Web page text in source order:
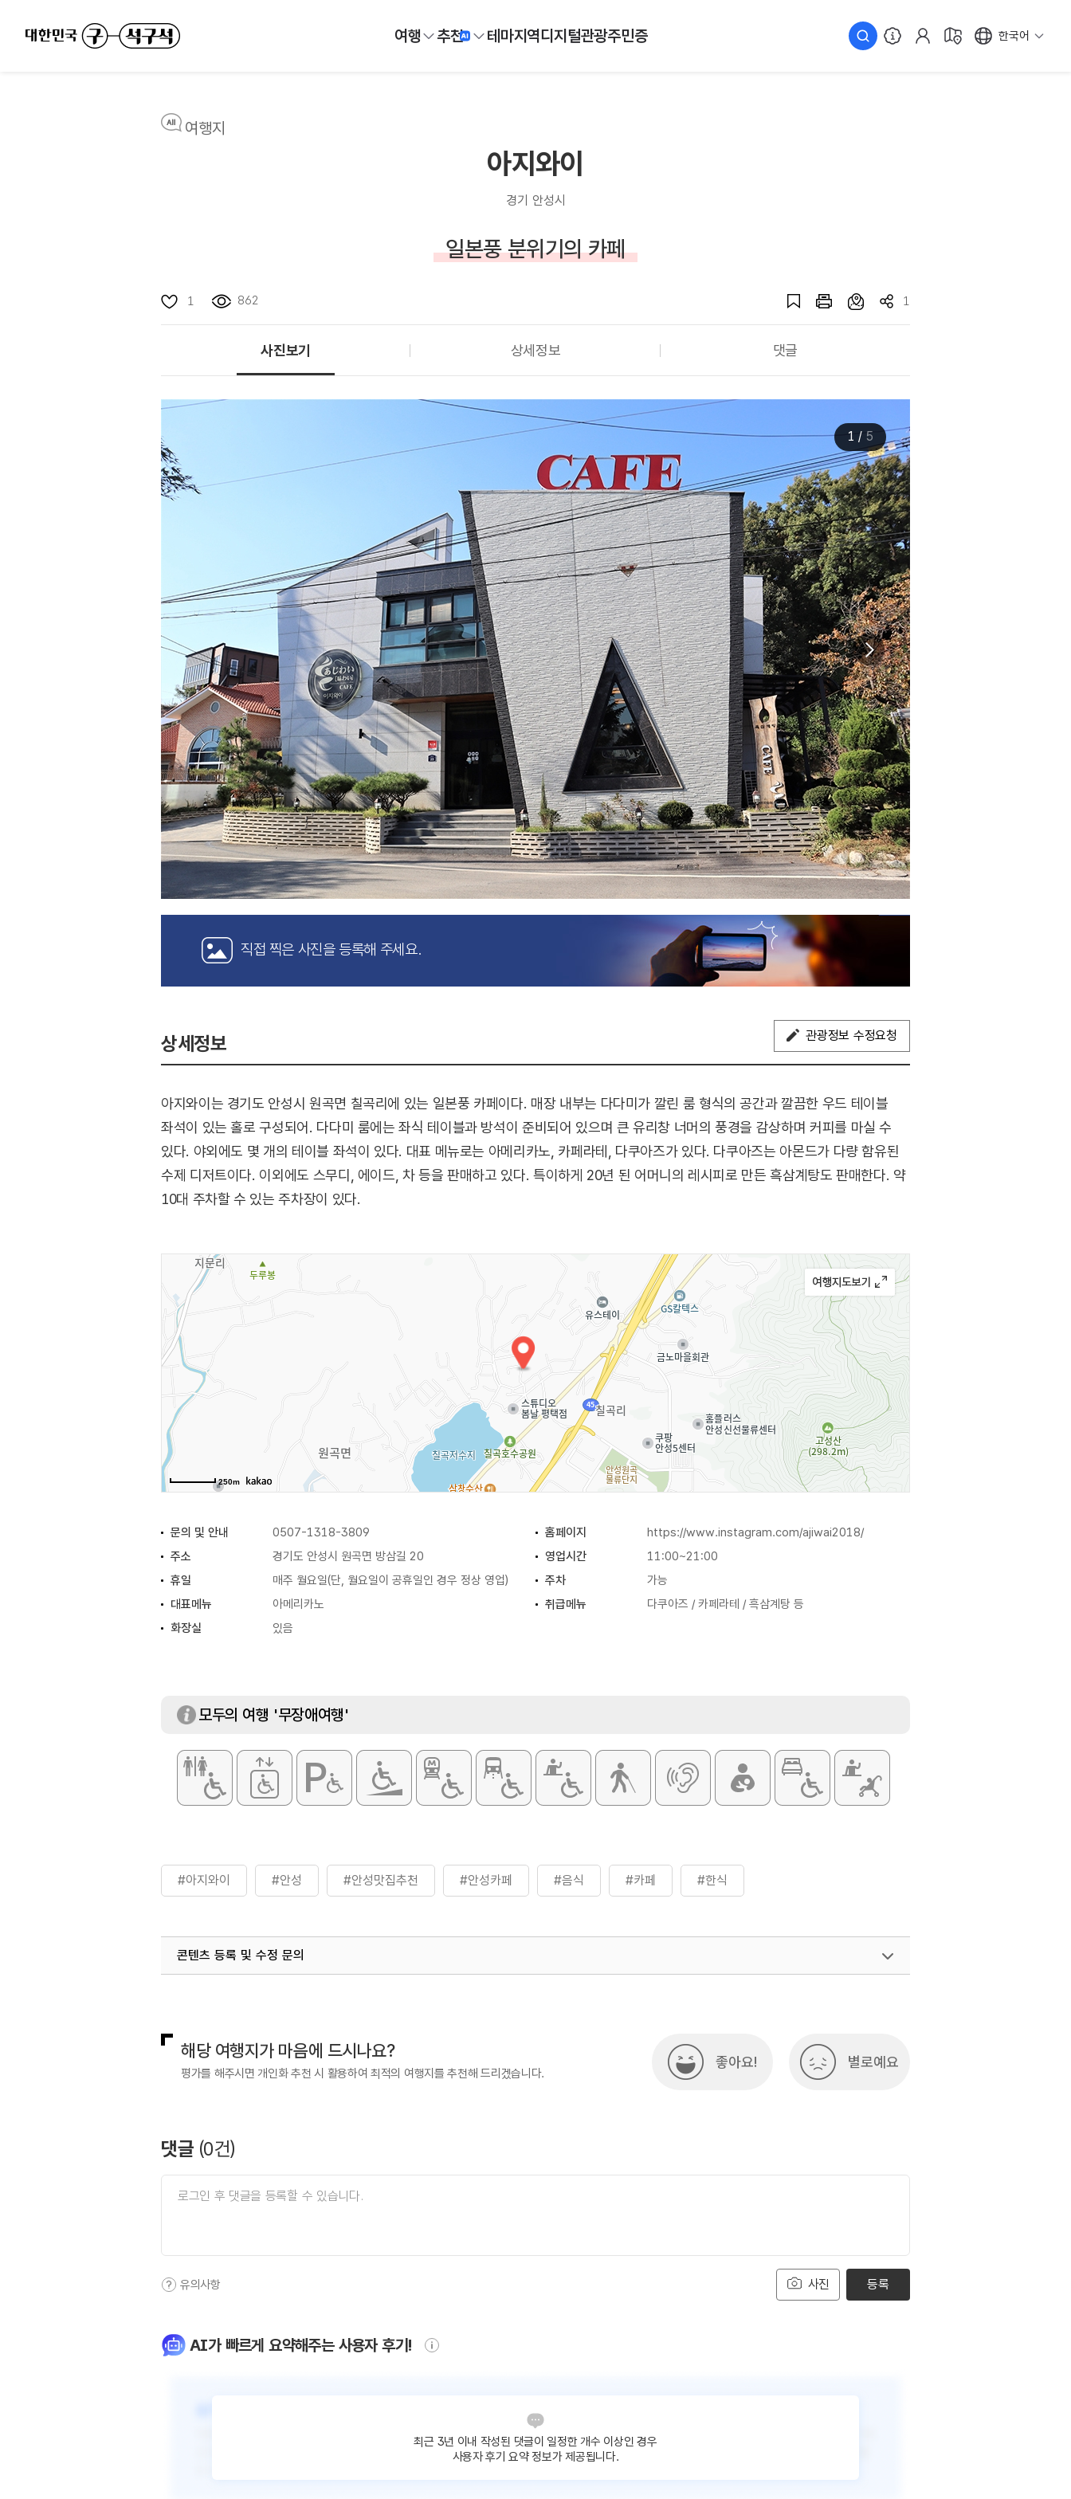
여행 추천 테마지역디지털관광주민증 한국어
여행지
아지와이
경기 안성시
일본풍 분위기의 카페
1 862 1
사진보기 상세정보 댓글
1 / 5
직접 찍은 사진을 등록해 주세요.
상세정보 관광정보 수정요청
아지와이는 경기도 안성시 원곡면 칠곡리에 있는 일본풍 카페이다. 매장 내부는 다다미가 깔린 룸 형식의 공간과 깔끔한 우드 테이블
좌석이 있는 홀로 구성되어. 다다미 룸에는 좌식 테이블과 방석이 준비되어 있으며 큰 유리창 너머의 풍경을 감상하며 커피를 마실 수
있다. 야외에도 몇 개의 테이블 좌석이 있다. 대표 메뉴로는 아메리카노, 카페라테, 다쿠아즈가 있다. 다쿠아즈는 아몬드가 다량 함유된
수제 디저트이다. 이외에도 스무디, 에이드, 차 등을 판매하고 있다. 특이하게 20년 된 어머니의 레시피로 만든 흑삼계탕도 판매한다. 약
10대 주차할 수 있는 주차장이 있다.
250m
문의 및 안내 0507-1318-3809 홈페이지
https://www.instagram.com/ajiwai2018/
주소
경기도 안성시 원곡면 방삼길 20 영업시간
11:00~21:00
휴일
매주 월요일(단, 월요일이 공휴일인 경우 정상 영업) 주차
가능
대표메뉴
아메리카노 취급메뉴
다쿠아즈 / 카페라테 / 흑삼계탕 등
화장실
있음
모두의 여행 '무장애여행'
#아지와이 #안성 #안성맛집추천 #안성카페 #음식 #카페 #한식
콘텐츠 등록 및 수정 문의
해당 여행지가 마음에 드시나요?
평가를 해주시면 개인화 추천 시 활용하여 최적의 여행지를 추천해 드리겠습니다.
좋아요! 별로예요
댓글 (0건)
사진
유의사항 등록
AI가 빠르게 요약해주는 사용자 후기!
최근 3년 이내 작성된 댓글이 일정한 개수 이상인 경우
사용자 후기 요약 정보가 제공됩니다.